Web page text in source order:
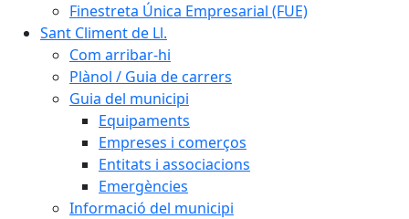
Finestreta Única Empresarial (FUE)
Sant Climent de Ll.
Com arribar-hi
Plànol / Guia de carrers
Guia del municipi
Equipaments
Empreses i comerços
Entitats i associacions
Emergències
Informació del municipi